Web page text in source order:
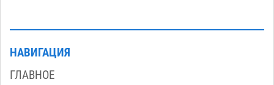
НАВИГАЦИЯ
ГЛАВНОЕ